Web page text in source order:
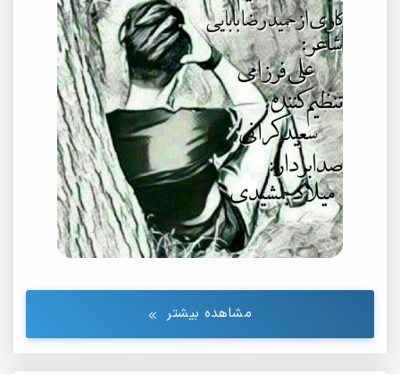
مشاهده بیشتر